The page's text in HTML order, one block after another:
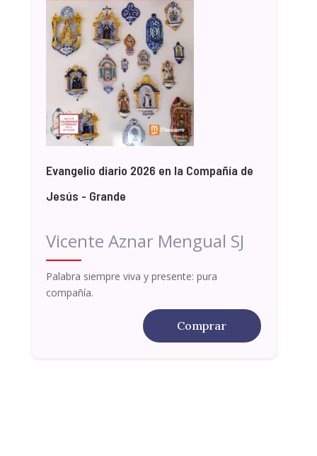
Evangelio diario 2026 en la Compañía de
Jesús - Grande
Vicente Aznar Mengual SJ
Palabra siempre viva y presente: pura
compañía.
Comprar